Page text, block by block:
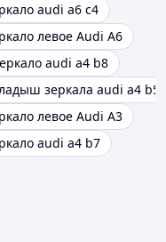
audi a6 c4
левое Audi A6
audi a4 b8
зеркала audi a4 b5
левое Audi A3
audi a4 b7